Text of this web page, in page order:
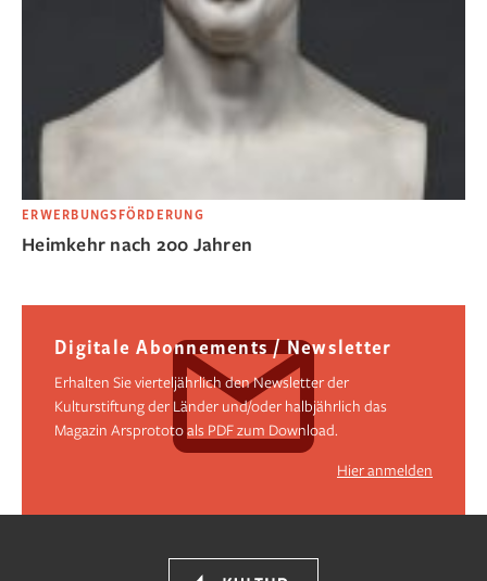
ERWERBUNGSFÖRDERUNG
Heimkehr nach 200 Jahren
Digitale Abonnements / Newsletter
Erhalten Sie vierteljährlich den Newsletter der
Kulturstiftung der Länder und/oder halbjährlich das
Magazin Arsprototo als PDF zum Download.
Hier anmelden